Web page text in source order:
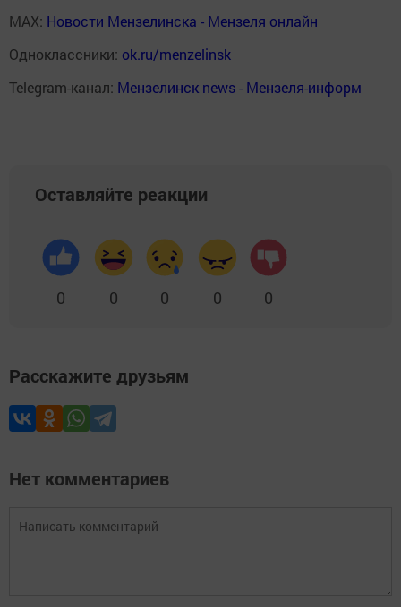
MAX: Новости Мензелинска - Мензеля онлайн
Одноклассники: ok.ru/menzelinsk
Telegram-канал: Мензелинск news - Мензеля-информ
Оставляйте реакции
0 0 0 0 0
Расскажите друзьям
Нет комментариев